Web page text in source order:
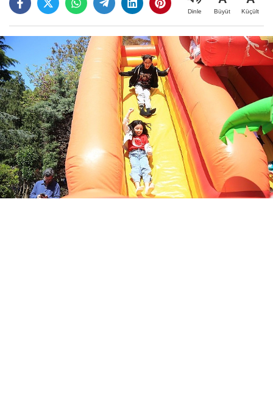
Dinle Büyüt Küçült